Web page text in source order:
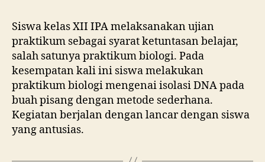
Siswa kelas XII IPA melaksanakan ujian
praktikum sebagai syarat ketuntasan belajar,
salah satunya praktikum biologi. Pada
kesempatan kali ini siswa melakukan
praktikum biologi mengenai isolasi DNA pada
buah pisang dengan metode sederhana.
Kegiatan berjalan dengan lancar dengan siswa
yang antusias.